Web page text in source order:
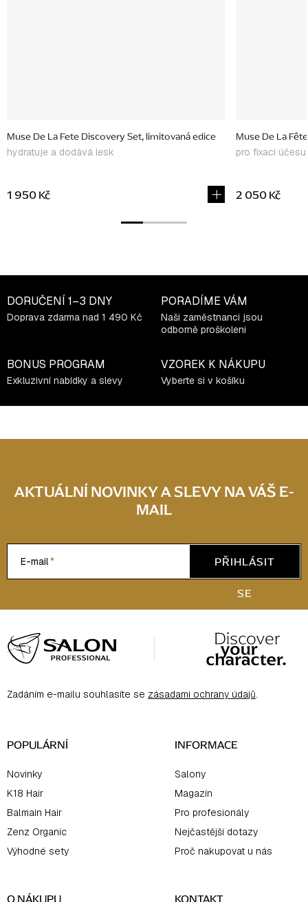
Muse De La Fete Discovery Set, limitovaná edice
hydratuje a dodává lesk
1 950 Kč
Muse De La
pro fixaci účesu
2 050 Kč
DORUČENÍ 1–3 DNY
Doprava zdarma nad 1 490 Kč
PORADÍME VÁM
Naši zaměstnanci jsou
odborně proškoleni
BONUS PROGRAM
Exkluzivní nabídky a slevy
VZOREK K NÁKUPU
Vyberte si v košíku
AKTUÁLNÍ NOVINKY A SLEVY NA VÁŠ E-
MAIL
E-mail
PŘIHLÁSIT
SE
Á
P
TZadáním e-mailu souhlasíte se zásadami ochrany údajů.
POPULÁRNÍ
Novinky
K18 Hair
Balmain Hair
Zenz Organic
Výhodné sety
INFORMACE
Salony
Magazín
Pro profesionály
Nejčastější dotazy
Proč nakupovat u nás
O NÁKUPU KONTAKT